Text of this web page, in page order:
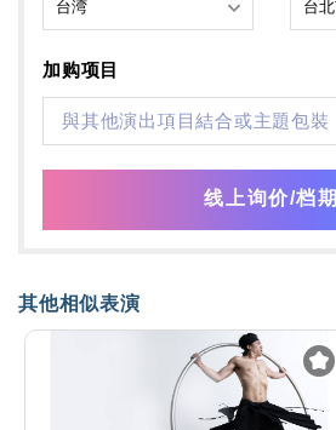
加购项目
與其他演出項目結合或主題包裝
线上询价/档期
其他相似表演